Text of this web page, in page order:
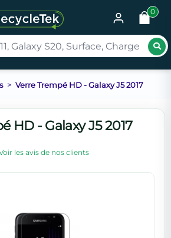
0
Verre Trempé HD - Galaxy J5 2017
HD - Galaxy J5 2017
les avis de nos clients